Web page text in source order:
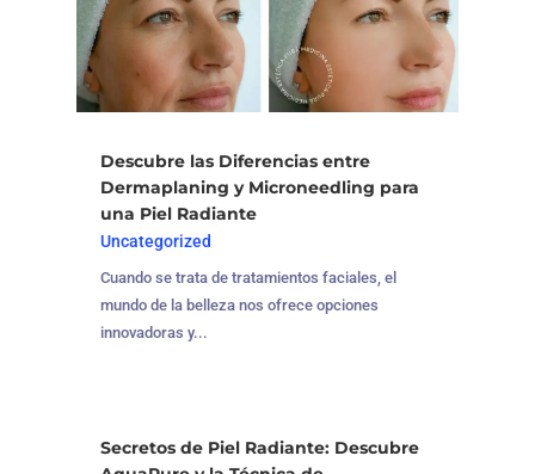
Descubre las Diferencias entre
Dermaplaning y Microneedling para
una Piel Radiante
Uncategorized
Cuando se trata de tratamientos faciales, el
mundo de la belleza nos ofrece opciones
innovadoras y...
Secretos de Piel Radiante: Descubre